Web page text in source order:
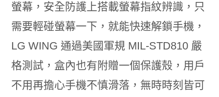
螢幕，安全防護上搭載螢幕指紋辨識，只
需要輕碰螢幕一下，就能快速解鎖手機，
LG WING 通過美國軍規 MIL-STD810 嚴
格測試，盒內也有附贈一個保護殼，用戶
不用再擔心手機不慎滑落，無時時刻皆可